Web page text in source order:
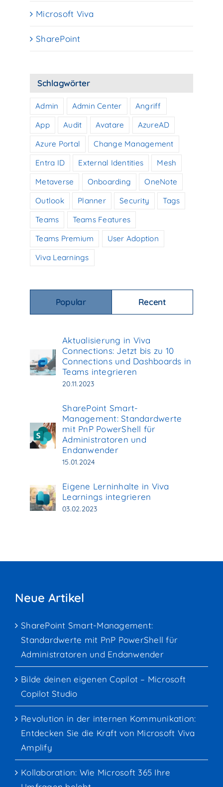
Microsoft Viva
SharePoint
Schlagwörter
Admin Admin Center
Angriff
App
Audit Avatare
AzureAD
Azure Portal
Change Management
Entra ID
External Identities
Mesh
Metaverse
Onboarding
OneNote
Outlook
Planner Security
Tags
Teams
Teams Features
Teams Premium
User Adoption
Viva Learnings
Popular Recent
Aktualisierung in Viva
Connections: Jetzt bis zu 10
Connections und Dashboards in
Teams integrieren
20.11.2023
SharePoint Smart-
Management: Standardwerte
mit PnP PowerShell für
Administratoren und
Endanwender
15.01.2024
Eigene Lerninhalte in Viva
Learnings integrieren
03.02.2023
Neue Artikel
SharePoint Smart-Management:
Standardwerte mit PnP PowerShell für
Administratoren und Endanwender
Bilde deinen eigenen Copilot – Microsoft
Copilot Studio
Revolution in der internen Kommunikation:
Entdecken Sie die Kraft von Microsoft Viva
Amplify
Kollaboration: Wie Microsoft 365 Ihre